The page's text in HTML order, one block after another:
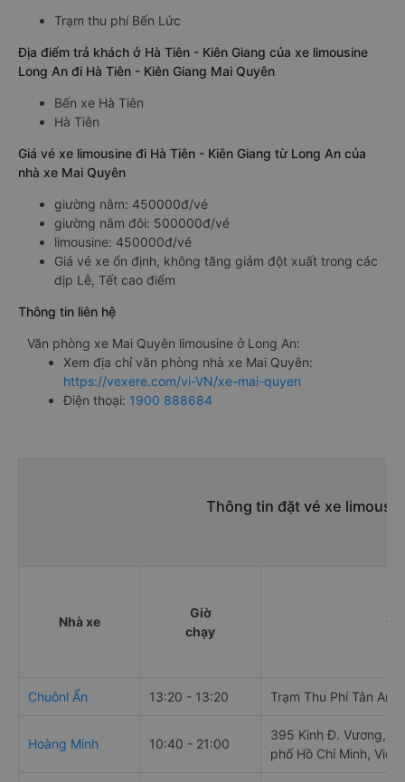
Trạm thu phí Bến Lức
Địa điểm trả khách ở Hà Tiên - Kiên Giang của xe limousine
Long An đi Hà Tiên - Kiên Giang Mai Quyên
Bến xe Hà Tiên
Hà Tiên
Giá vé xe limousine đi Hà Tiên - Kiên Giang từ Long An của
nhà xe Mai Quyên
giường nằm: 450000đ/vé
giường nằm đôi: 500000đ/vé
limousine: 450000đ/vé
Giá vé xe ổn định, không tăng giảm đột xuất trong các
dịp Lễ, Tết cao điểm
Thông tin liên hệ
Văn phòng xe Mai Quyên limousine ở Long An:
Xem địa chỉ văn phòng nhà xe Mai Quyên:
https://vexere.com/vi-VN/xe-mai-quyen
Điện thoại: 1900 888684
Thông tin đặt vé xe
Nhà xe
Giờ
chạy
Chuônl Ẩn 13:20 - 13:20 Trạm Thu Phí Tân An
Hoàng Minh 10:40 - 21:00
395 Kinh Đ. Vương,
phố Hồ Chí Minh, Việt